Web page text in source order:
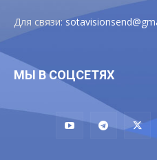
Для связи:
МЫ В СОЦСЕТЯХ